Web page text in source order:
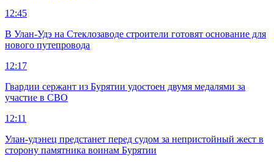
12:45
В Улан-Удэ на Стеклозаводе строители готовят основание для
нового путепровода
12:17
Гвардии сержант из Бурятии удостоен двумя медалями за
участие в СВО
12:11
Улан-удэнец предстанет перед судом за непристойный жест в
сторону памятника воинам Бурятии